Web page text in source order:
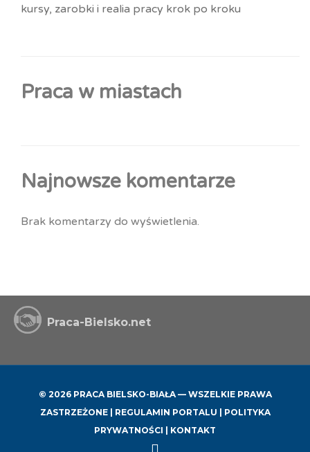
kursy, zarobki i realia pracy krok po kroku
Praca w miastach
Najnowsze komentarze
Brak komentarzy do wyświetlenia.
Praca-Bielsko.net
© 2026 PRACA BIELSKO-BIAŁA — WSZELKIE PRAWA
ZASTRZEŻONE | REGULAMIN PORTALU
POLITYKA
PRYWATNOŚCI
KONTAKT